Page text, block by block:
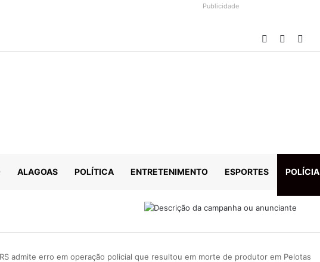
Publicidade
Facebook
YouTube
ALAGOAS POLÍTICA ENTRETENIMENTO ESPORTES POLÍCIA
admite erro em operação policial que resultou em morte de produtor em Pelotas